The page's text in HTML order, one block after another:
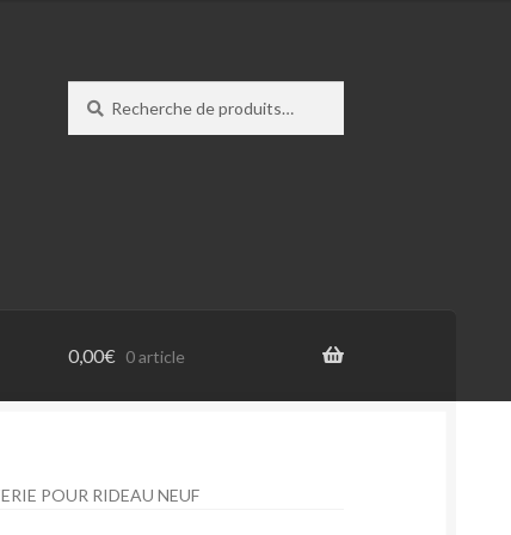
pour :
0,00€ 0 article
POUR RIDEAU NEUF